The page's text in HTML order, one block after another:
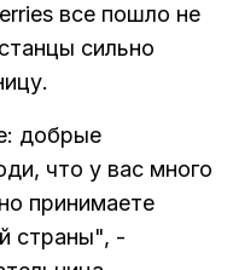
все пошло не
сильно
добрые
что у вас много
принимаете
страны", -